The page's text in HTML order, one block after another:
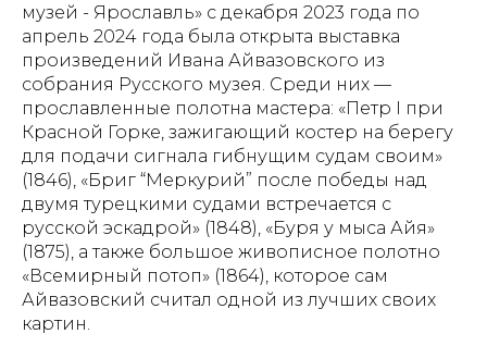
музей - Ярославль» с декабря 2023 года по
апрель 2024 года была открыта выставка
произведений Ивана Айвазовского из
собрания Русского музея. Среди них —
прославленные полотна мастера: «Петр I при
Красной Горке, зажигающий костер на берегу
для подачи сигнала гибнущим судам своим»
(1846), «Бриг “Меркурий” после победы над
двумя турецкими судами встречается с
русской эскадрой» (1848), «Буря у мыса Айя»
(1875), а также большое живописное полотно
«Всемирный потоп» (1864), которое сам
Айвазовский считал одной из лучших своих
картин.